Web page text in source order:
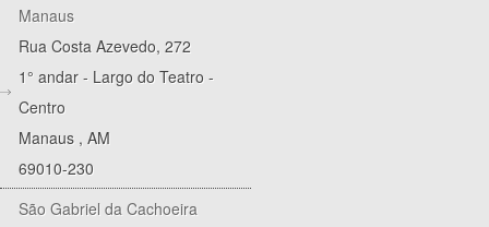
Manaus
Rua Costa Azevedo, 272
1° andar - Largo do Teatro -
Centro
Manaus , AM
69010-230
São Gabriel da Cachoeira